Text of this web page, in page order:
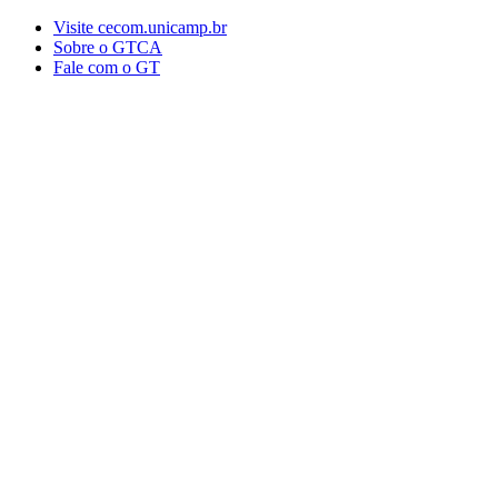
Conteúdo principal Menu principal
Visite cecom.unicamp.br
Sobre o GTCA
Fale com o GT